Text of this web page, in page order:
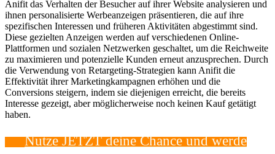
Anifit das Verhalten der Besucher auf ihrer Website analysieren und
ihnen personalisierte Werbeanzeigen präsentieren, die auf ihre
spezifischen Interessen und früheren Aktivitäten abgestimmt sind.
Diese gezielten Anzeigen werden auf verschiedenen Online-
Plattformen und sozialen Netzwerken geschaltet, um die Reichweite
zu maximieren und potenzielle Kunden erneut anzusprechen. Durch
die Verwendung von Retargeting-Strategien kann Anifit die
Effektivität ihrer Marketingkampagnen erhöhen und die
Conversions steigern, indem sie diejenigen erreicht, die bereits
Interesse gezeigt, aber möglicherweise noch keinen Kauf getätigt
haben.
Nutze JETZT deine Chance und werde